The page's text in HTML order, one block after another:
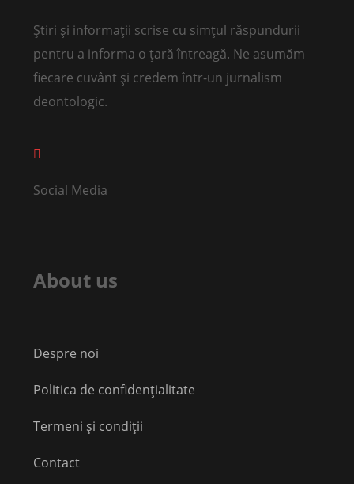
Știri și informații scrise cu simțul răspundurii
pentru a informa o țară întreagă. Ne asumăm
fiecare cuvânt și credem într-un jurnalism
deontologic.
Social Media
About us
Despre noi
Politica de confidențialitate
Termeni și condiții
Contact